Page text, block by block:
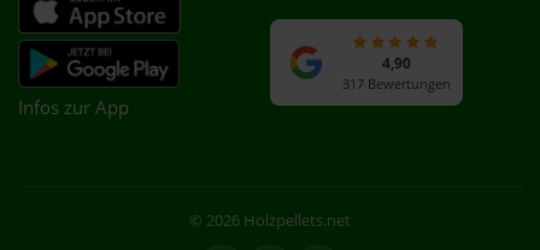
Infos zur App
4,90
317 Bewertungen
© 2026 Holzpellets.net